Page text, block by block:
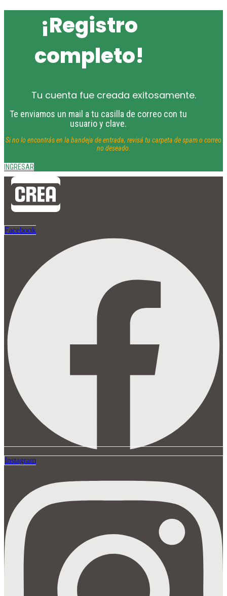
¡Registro
completo!
Tu cuenta fue creada exitosamente.
Te enviamos un mail a tu casilla de correo con tu
usuario y clave.
Si no lo encontrás en la bandeja de entrada, revisá tu carpeta de spam o correo
no deseado.
INGRESAR
Facebook
Instagram